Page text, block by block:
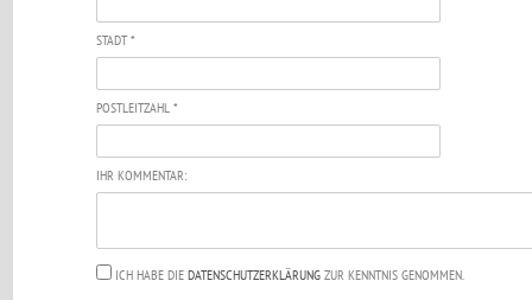
STADT *
POSTLEITZAHL *
IHR KOMMENTAR:
ICH HABE DIE DATENSCHUTZERKLÄRUNG ZUR KENNTNIS GENOMMEN.